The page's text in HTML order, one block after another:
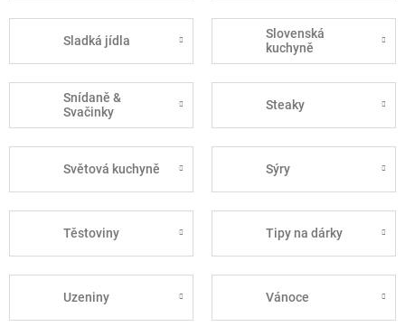
Sladká jídla
Slovenská
kuchyně
Snídaně &
Svačinky
Steaky
Světová kuchyně Sýry
Těstoviny Tipy na dárky
Uzeniny Vánoce